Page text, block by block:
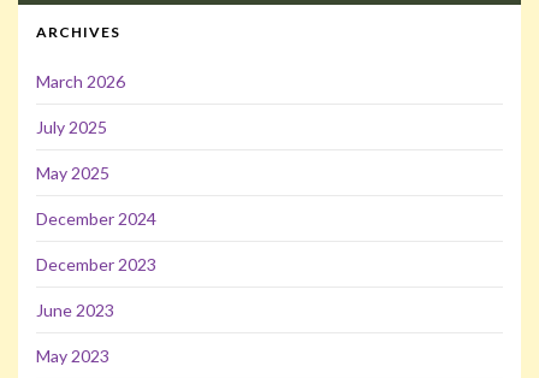
ARCHIVES
March 2026
July 2025
May 2025
December 2024
December 2023
June 2023
May 2023